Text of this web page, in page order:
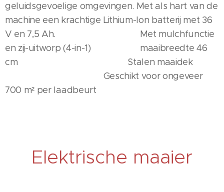
geluidsgevoelige omgevingen. Met als hart van de
machine een krachtige Lithium-Ion batterij met 36
V en 7,5 Ah. Met mulchfunctie
en zij-uitworp (4-in-1) maaibreedte 46
cm Stalen maaidek
Geschikt voor ongeveer
700 m² per laadbeurt
Elektrische maaier